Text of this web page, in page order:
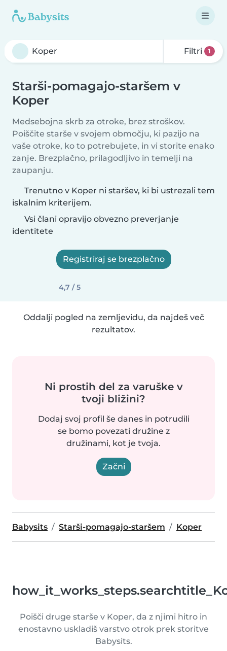
Filtri 1
Starši-pomagajo-staršem v
Koper
Medsebojna skrb za otroke, brez stroškov.
Poiščite starše v svojem območju, ki pazijo na
vaše otroke, ko to potrebujete, in vi storite enako
zanje. Brezplačno, prilagodljivo in temelji na
zaupanju.
Trenutno v Koper ni staršev, ki bi ustrezali tem
iskalnim kriterijem.
Vsi člani opravijo obvezno preverjanje
identitete
Registriraj se brezplačno
4,7 / 5
Oddalji pogled na zemljevidu, da najdeš več
rezultatov.
Ni prostih del za varuške v
tvoji bližini?
Dodaj svoj profil še danes in potrudili
se bomo povezati družine z
družinami, kot je tvoja.
Začni
Babysits Starši-pomagajo-staršem Koper
Poišči druge starše v Koper, da z njimi hitro in
enostavno uskladiš varstvo otrok prek storitve
Babysits.